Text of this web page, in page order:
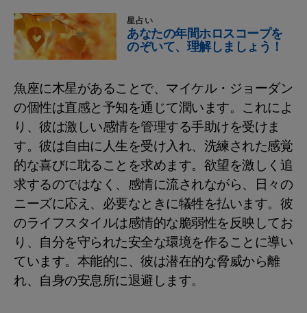
星占い
あなたの年間ホロスコープを
のぞいて、理解しましょう！
魚座に木星があることで、マイケル・ジョーダン
の個性は直感と予知を通じて潤います。これによ
り、彼は激しい感情を管理する手助けを受けま
す。彼は自由に人生を受け入れ、洗練された感覚
的な喜びに耽ることを求めます。欲望を激しく追
求するのではなく、感情に流されながら、日々の
ニーズに応え、必要なときに犠牲を払います。彼
のライフスタイルは感情的な脆弱性を反映してお
り、自分を守られた安全な環境を作ることに導い
ています。本能的に、彼は潜在的な脅威から離
れ、自身の安息所に退避します。